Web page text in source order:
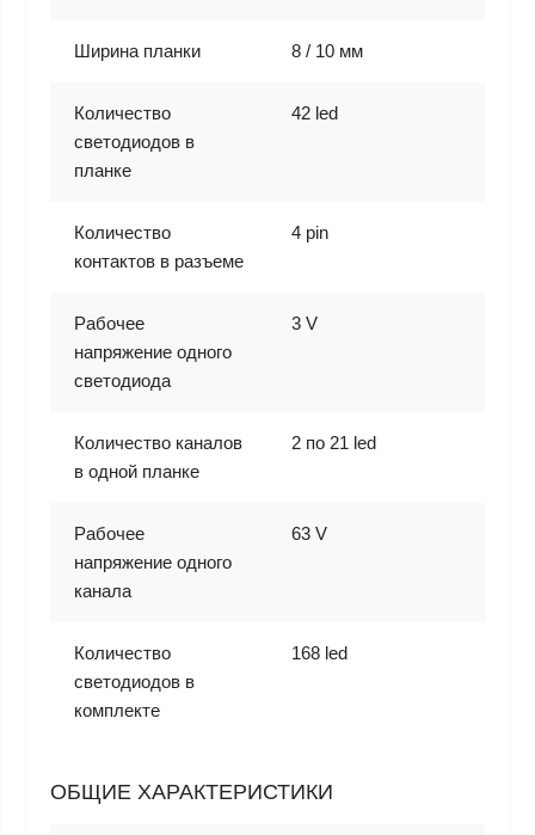
Ширина планки 8 / 10 мм
Количество
светодиодов в
планке
42 led
Количество
контактов в разъеме
4 pin
Рабочее
напряжение одного
светодиода
3 V
Количество каналов
в одной планке
2 по 21 led
Рабочее
напряжение одного
канала
63 V
Количество
светодиодов в
комплекте
168 led
ОБЩИЕ ХАРАКТЕРИСТИКИ